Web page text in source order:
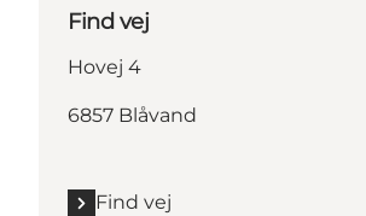
Find vej
Hovej 4
6857 Blåvand
Find vej